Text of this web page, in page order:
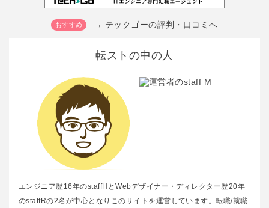
→ テックゴーの評判・口コミへ
転ストの中の人
エンジニア歴16年のstaffHとWebデザイナー・ディレクター歴20年
のstaffRの2名が中心となりこのサイトを運営しています。転職/就職